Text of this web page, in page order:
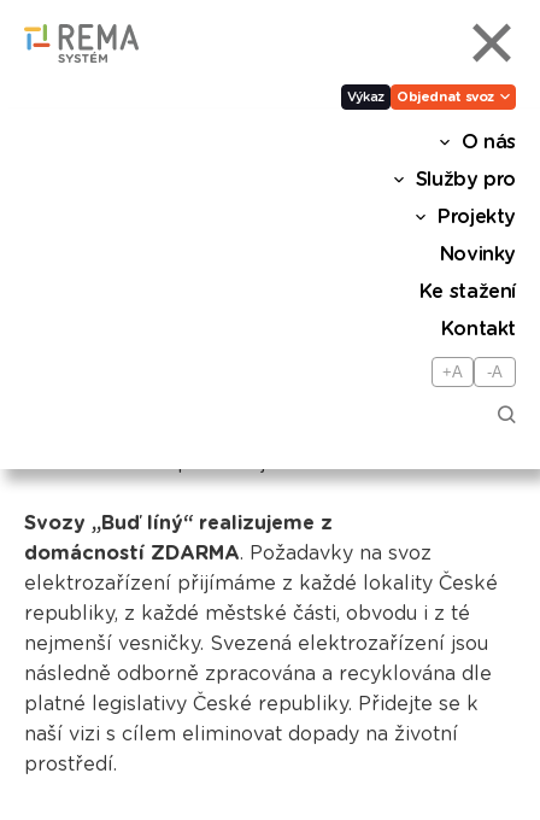
O nás
Služby pro
Projekty
Novinky
Ke stažení
Kontakt
+A -A
Výkaz Objednat svoz
Projekt umožňuje občanům pohodlně odevzdat
odpadní elektrozařízení k recyklaci. Bezplatná
služba nabízí odvoz z domácnosti po celé ČR.
Svozy „Buď líný“ realizujeme z
domácností ZDARMA. Požadavky na svoz
elektrozařízení přijímáme z každé lokality České
republiky, z každé městské části, obvodu i z té
nejmenší vesničky. Svezená elektrozařízení jsou
následně odborně zpracována a recyklována dle
platné legislativy České republiky. Přidejte se k
naší vizi s cílem eliminovat dopady na životní
prostředí.